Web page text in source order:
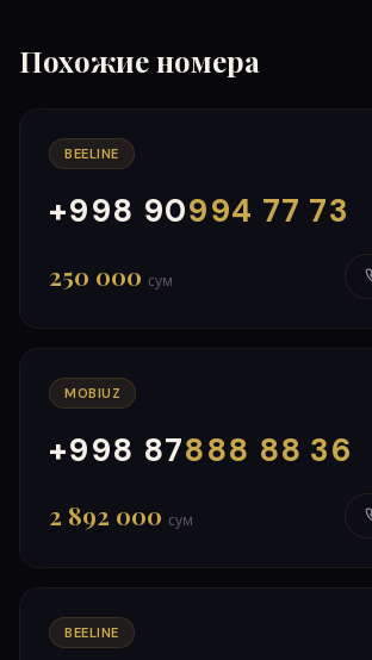
Похожие номера
BEELINE
+998 90994 77 73
000
999
250 000 сум
MOBIUZ
+998 87888 88 36
000
999
2 892 000 сум
BEELINE